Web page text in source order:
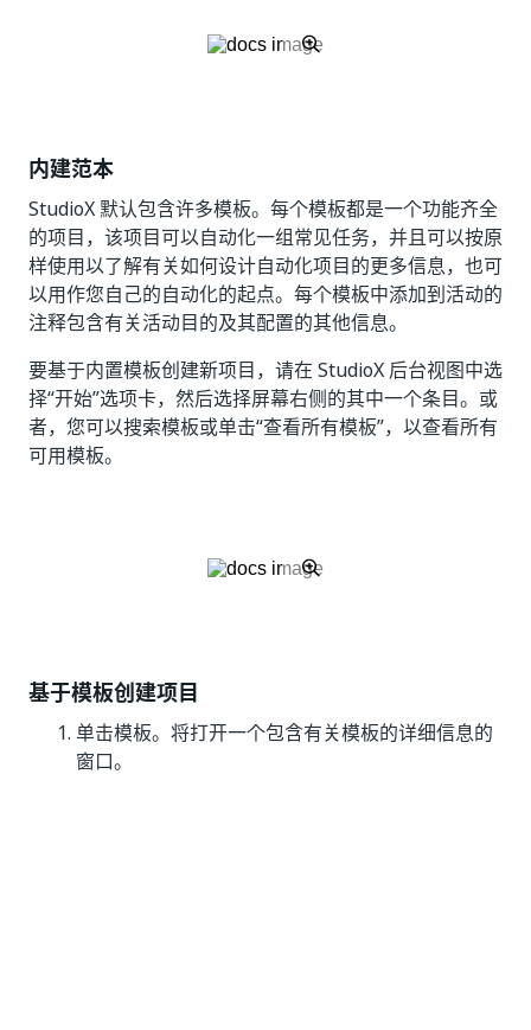
内建范本
StudioX 默认包含许多模板。每个模板都是一个功能齐全
的项目，该项目可以自动化一组常见任务，并且可以按原
样使用以了解有关如何设计自动化项目的更多信息，也可
以用作您自己的自动化的起点。每个模板中添加到活动的
注释包含有关活动目的及其配置的其他信息。
要基于内置模板创建新项目，请在 StudioX 后台视图中选
择“开始”选项卡，然后选择屏幕右侧的其中一个条目。或
者，您可以搜索模板或单击“查看所有模板”，以查看所有
可用模板。
基于模板创建项目
单击模板。将打开一个包含有关模板的详细信息的
窗口。